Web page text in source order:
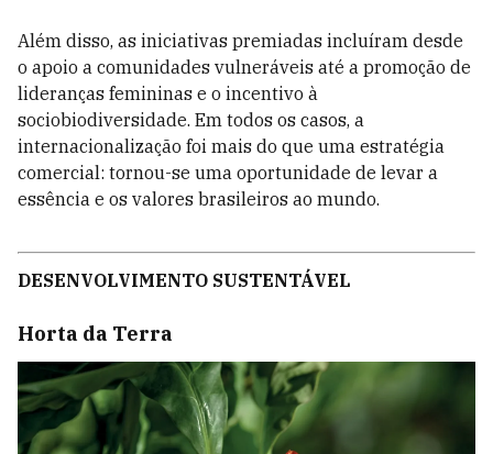
Além disso, as iniciativas premiadas incluíram desde
o apoio a comunidades vulneráveis até a promoção de
lideranças femininas e o incentivo à
sociobiodiversidade. Em todos os casos, a
internacionalização foi mais do que uma estratégia
comercial: tornou-se uma oportunidade de levar a
essência e os valores brasileiros ao mundo.
DESENVOLVIMENTO SUSTENTÁVEL
Horta da Terra